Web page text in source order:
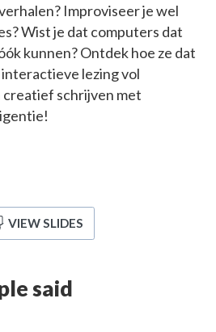
Improviseer je wel
Wist je dat computers dat
kunnen? Ontdek hoe ze dat
lezing vol
schrijven met
VIEW SLIDES
said